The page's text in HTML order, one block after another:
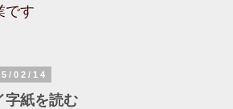
です
02/14
字紙を読む